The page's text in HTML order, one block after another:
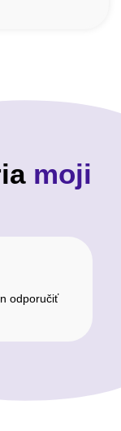
moji
odporučiť